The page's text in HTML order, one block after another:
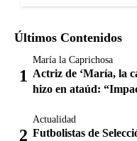
Últimos Contenidos
María la Caprichosa
Actriz de ‘María, la
hizo en ataúd:
Actualidad
Futbolistas de